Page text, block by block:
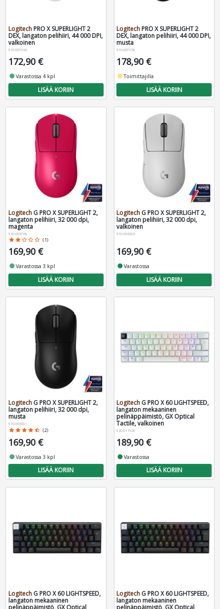
Logitech PRO X SUPERLIGHT 2
DEX, langaton pelihiiri, 44 000 DPI,
valkoinen
910-007366
172,90 €
fiber_manual_recordVarastossa 4 kpl
LISÄÄ KORIIN
Logitech PRO X SUPERLIGHT 2
DEX, langaton pelihiiri, 44 000 DPI,
musta
910-007358
178,90 €
fiber_manual_recordToimittajilla
LISÄÄ KORIIN
Logitech G PRO X SUPERLIGHT 2,
langaton pelihiiri, 32 000 dpi,
magenta
910-006798
star star star_border star_border star_border (1)
169,90 €
fiber_manual_recordVarastossa 3 kpl
LISÄÄ KORIIN
Logitech G PRO X SUPERLIGHT 2,
langaton pelihiiri, 32 000 dpi,
valkoinen
910-006639
169,90 €
fiber_manual_recordVarastossa
LISÄÄ KORIIN
Logitech G PRO X SUPERLIGHT 2,
langaton pelihiiri, 32 000 dpi,
musta
910-006631
star star star star star_half (2)
169,90 €
fiber_manual_recordVarastossa 3 kpl
LISÄÄ KORIIN
Logitech G PRO X 60 LIGHTSPEED,
langaton mekaaninen
pelinäppäimistö, GX Optical
Tactile, valkoinen
920-011928
189,90 €
fiber_manual_recordVarastossa
LISÄÄ KORIIN
Logitech G PRO X 60 LIGHTSPEED,
langaton mekaaninen
pelinäppäimistö, GX Optical
Logitech G PRO X 60 LIGHTSPEED,
langaton mekaaninen
pelinäppäimistö, GX Optical